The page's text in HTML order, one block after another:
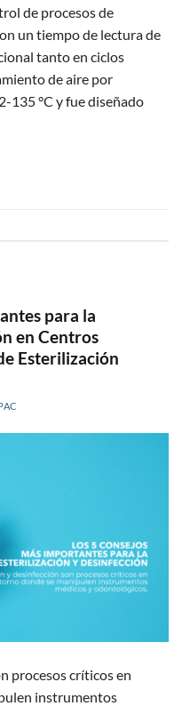
de procesos de
un tiempo de lectura de
tanto en ciclos
de aire por
135 °C y fue diseñado
para la
en Centros
Esterilización
procesos críticos en
instrumentos